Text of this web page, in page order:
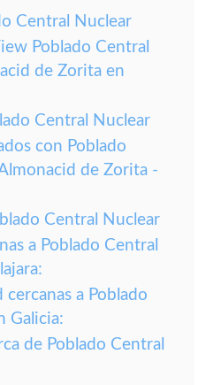
Central Nuclear
Poblado Central
de Zorita en
Central Nuclear
con Poblado
de Zorita -
Central Nuclear
a Poblado Central
cercanas a Poblado
Galicia:
de Poblado Central